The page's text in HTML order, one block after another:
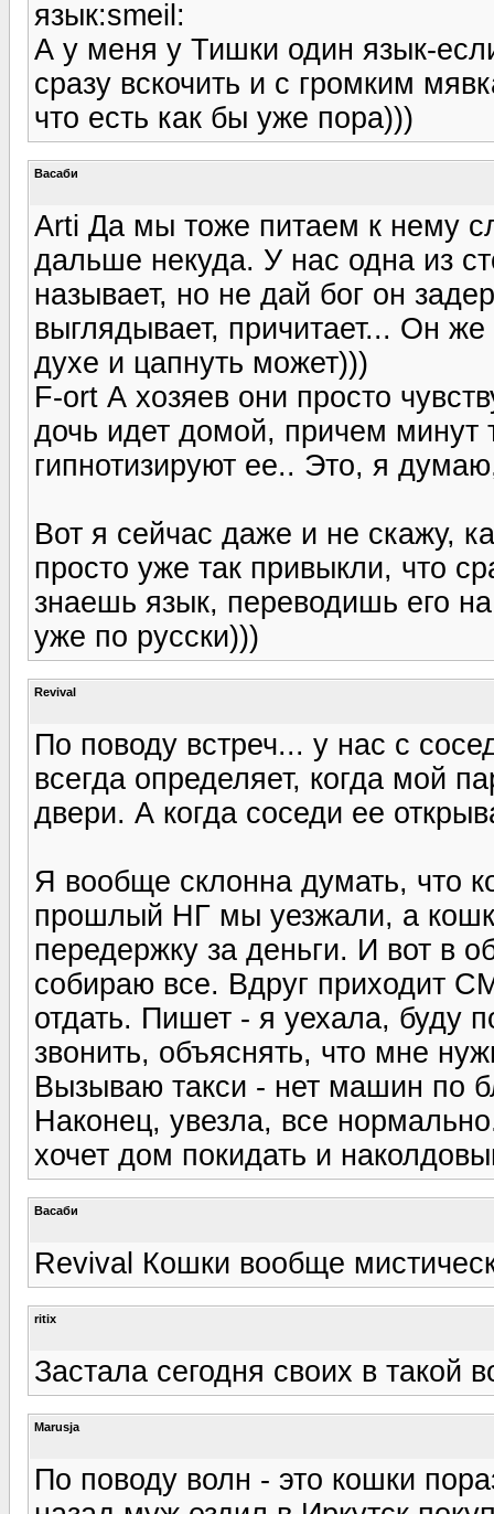
язык:smeil:
А у меня у Тишки один язык-
сразу вскочить и с громким
что есть как бы уже пора)))
Васаби
Arti Да мы тоже питаем к нему
дальше некуда. У нас одна из
называет, но не дай бог он
выглядывает, причитает... Он
духе и цапнуть может)))
F-ort А хозяев они просто
дочь идет домой, причем минут
гипнотизируют ее.. Это, я
Вот я сейчас даже и не скажу,
просто уже так привыкли, что
знаешь язык, переводишь его
уже по русски)))
Revival
По поводу встреч... у нас с
всегда определяет, когда мой
двери. А когда соседи ее
Я вообще склонна думать, что
прошлый НГ мы уезжали, а
передержку за деньги. И вот в
собираю все. Вдруг приходит
отдать. Пишет - я уехала, буду
звонить, объяснять, что мне
Вызываю такси - нет машин по
Наконец, увезла, все
хочет дом покидать и
Васаби
Revival Кошки вообще
ritix
Застала сегодня своих в такой
Marusja
По поводу волн - это кошки